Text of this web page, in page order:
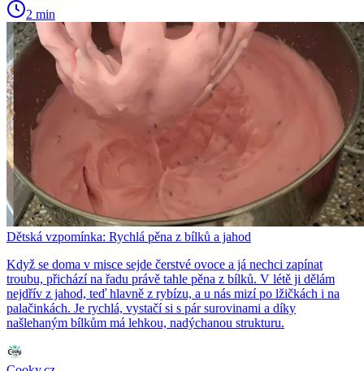
2 min
Dětská vzpomínka: Rychlá pěna z bílků a jahod
Když se doma v misce sejde čerstvé ovoce a já nechci zapínat
troubu, přichází na řadu právě tahle pěna z bílků. V létě ji dělám
nejdřív z jahod, teď hlavně z rybízu, a u nás mizí po lžičkách i na
palačinkách. Je rychlá, vystačí si s pár surovinami a díky
našlehaným bílkům má lehkou, nadýchanou strukturu.